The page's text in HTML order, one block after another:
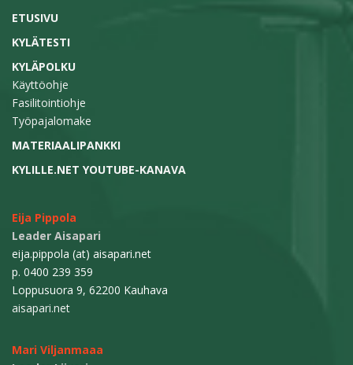
ETUSIVU
KYLÄTESTI
KYLÄPOLKU
Käyttöohje
Fasilitointiohje
Työpajalomake
MATERIAALIPANKKI
KYLILLE.NET YOUTUBE-KANAVA
Eija Pippola
Leader Aisapari
eija.pippola (at) aisapari.net
p. 0400 239 359
Loppusuora 9, 62200 Kauhava
aisapari.net
Mari Viljanmaaa